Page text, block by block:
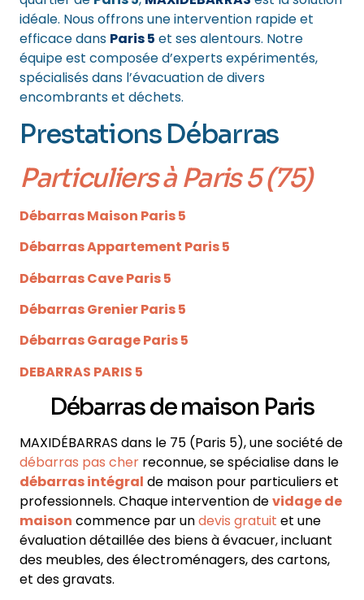
idéale. Nous offrons une intervention rapide et
efficace dans Paris 5 et ses alentours. Notre
équipe est composée d’experts expérimentés,
spécialisés dans l’évacuation de divers
encombrants et déchets.
Prestations Débarras
Particuliersà Paris 5 (75)
Débarras Maison Paris 5
Débarras Appartement Paris 5
Débarras Cave Paris 5
Débarras Grenier Paris 5
Débarras Garage Paris 5
DEBARRAS PARIS 5
Débarras de maison Paris
MAXIDÉBARRAS dans le 75 (Paris 5), une société de
débarras pas cher reconnue, se spécialise dans le
débarras intégral de maison pour particuliers et
professionnels. Chaque intervention devidage de
maison commence par undevis gratuit et une
évaluation détaillée des biens à évacuer, incluant
des meubles, des électroménagers, des cartons,
et des gravats.